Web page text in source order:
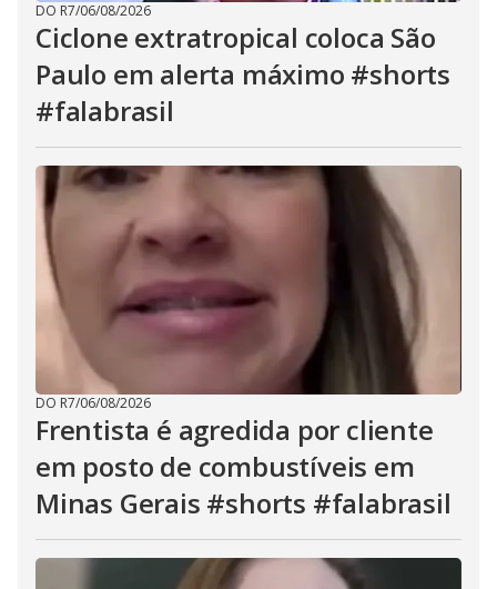
DO R7/06/08/2026
Ciclone extratropical coloca São
Paulo em alerta máximo #shorts
#falabrasil
DO R7/06/08/2026
Frentista é agredida por cliente
em posto de combustíveis em
Minas Gerais #shorts #falabrasil